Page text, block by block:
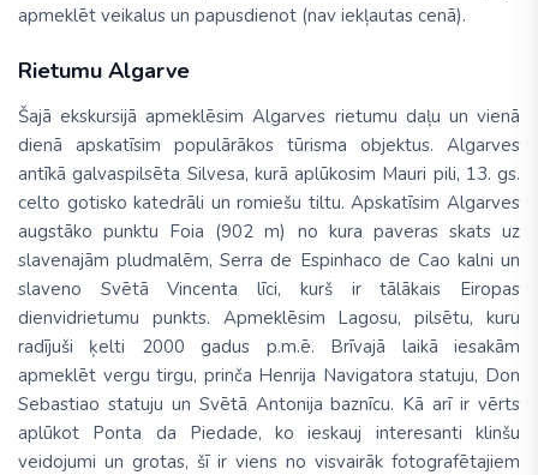
apmeklēt veikalus un papusdienot (nav iekļautas cenā).
Rietumu Algarve
Šajā ekskursijā apmeklēsim Algarves rietumu daļu un vienā
dienā apskatīsim populārākos tūrisma objektus. Algarves
antīkā galvaspilsēta Silvesa, kurā aplūkosim Mauri pili, 13. gs.
celto gotisko katedrāli un romiešu tiltu. Apskatīsim Algarves
augstāko punktu Foia (902 m) no kura paveras skats uz
slavenajām pludmalēm, Serra de Espinhaco de Cao kalni un
slaveno Svētā Vincenta līci, kurš ir tālākais Eiropas
dienvidrietumu punkts. Apmeklēsim Lagosu, pilsētu, kuru
radījuši ķelti 2000 gadus p.m.ē. Brīvajā laikā iesakām
apmeklēt vergu tirgu, prinča Henrija Navigatora statuju, Don
Sebastiao statuju un Svētā Antonija baznīcu. Kā arī ir vērts
aplūkot Ponta da Piedade, ko ieskauj interesanti klinšu
veidojumi un grotas, šī ir viens no visvairāk fotografētajiem